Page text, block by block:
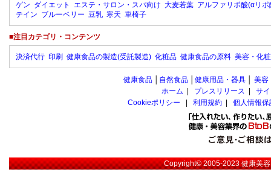
ゲン ダイエット エステ・サロン・スパ向け 大麦若葉 アルファリポ酸(αリポ
テイン ブルーベリー 豆乳 寒天 車椅子
■注目カテゴリ・コンテンツ
決済代行 印刷 健康食品の製造(受託製造) 化粧品 健康食品の原料 美容・化
健康食品 自然食品 健康用品・器具 美容
ホーム
プレスリリース
サ
Cookieポリシー
利用規約 個人情報
Copyright© 2005-2023健康美